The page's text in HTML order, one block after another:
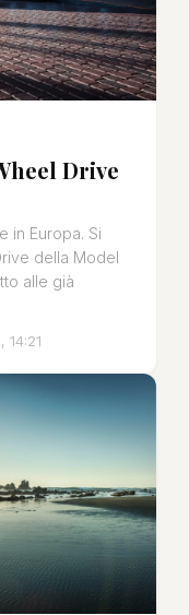
Drive
in Europa. Si
della Model
alle già
14:21